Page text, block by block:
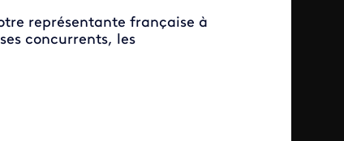
représentante française à
concurrents, les